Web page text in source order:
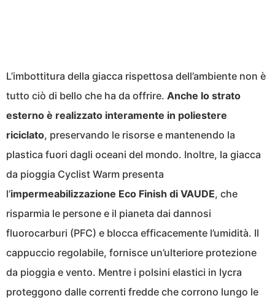
L’imbottitura della giacca rispettosa dell’ambiente non è
tutto ciò di bello che ha da offrire. Anche lo strato
esterno è realizzato interamente in poliestere
riciclato, preservando le risorse e mantenendo la
plastica fuori dagli oceani del mondo. Inoltre, la giacca
da pioggia Cyclist Warm presenta
l’impermeabilizzazione Eco Finish di VAUDE, che
risparmia le persone e il pianeta dai dannosi
fluorocarburi (PFC) e blocca efficacemente l’umidità. Il
cappuccio regolabile, fornisce un’ulteriore protezione
da pioggia e vento. Mentre i polsini elastici in lycra
proteggono dalle correnti fredde che corrono lungo le